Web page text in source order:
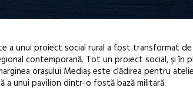
a unui proiect social rural a fost transformat
contemporană. Tot un proiect social, și în
orașului Mediaș este clădirea pentru
unui pavilion dintr-o fostă bază militară.